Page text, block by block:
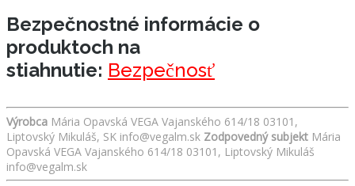
Bezpečnostné informácie o
produktoch na
stiahnutie: Bezpečnosť
Výrobca Mária Opavská VEGA Vajanského 614/18 03101,
Liptovský Mikuláš, SK info@vegalm.sk Zodpovedný subjekt Mária
Opavská VEGA Vajanského 614/18 03101, Liptovský Mikuláš
info@vegalm.sk